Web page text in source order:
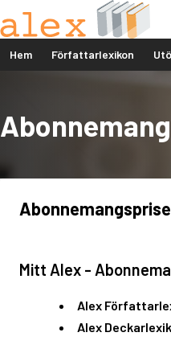
Hem Författarlexikon
Mitt Alex -
Alex
Alex